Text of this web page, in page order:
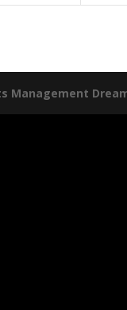
Management